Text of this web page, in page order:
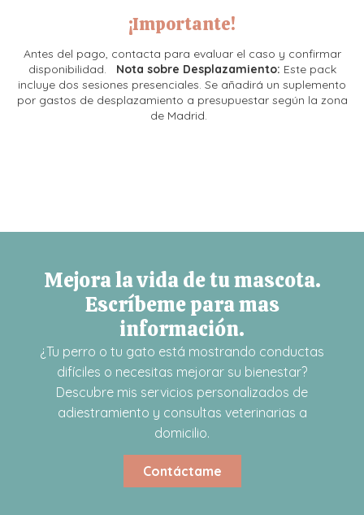
¡Importante!
Antes del pago, contacta para evaluar el caso y confirmar
disponibilidad.
Nota sobre Desplazamiento: Este pack
incluye dos sesiones presenciales. Se añadirá un suplemento
por gastos de desplazamiento a presupuestar según la zona
de Madrid.
Mejora la vida de tu mascota.
Escríbeme para mas
información.
¿Tu perro o tu gato está mostrando conductas
difíciles o necesitas mejorar su bienestar?
Descubre mis servicios personalizados de
adiestramiento y consultas veterinarias a
domicilio.
Contáctame